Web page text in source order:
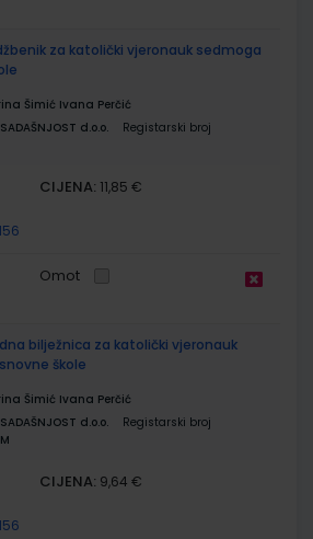
za katolički vjeronauk sedmoga
Šimić Ivana Perčić
d.o.o.
Registarski broj
CIJENA: 11,85 €
Omot
bilježnica za katolički vjeronauk
škole
Šimić Ivana Perčić
d.o.o.
Registarski broj
CIJENA: 9,64 €